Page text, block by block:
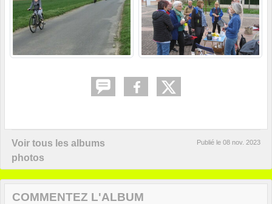
Voir tous les albums
photos
Publié le 08 nov. 2023
COMMENTEZ L'ALBUM